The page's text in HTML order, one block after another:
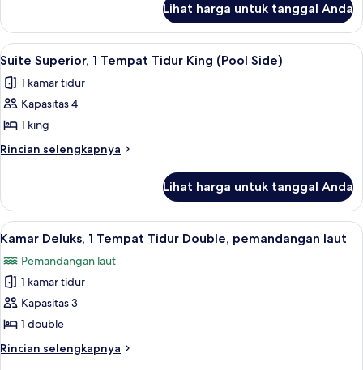
Double
(Garden
Side)
Kamar
Superior,
1
Tidur
Double
Side)
Lihat harga untuk tanggal Anda
Lihat
semua
foto
untuk
Suite
Superior,
Tidur
King
(Pool
Side)
Suite Superior, 1 Tempat Tidur King
16
Suite Superior, 1 Tempat Tidur King (Pool Side)
1 kamar tidur
Kapasitas 4
1 king
Rincian selengkapnya
Rincian
Suite
Superior,
1
Tidur
King
(Pool
Side)
Lihat harga untuk tanggal Anda
Lihat
semua
foto
untuk
Kamar
Deluks,
1
Tempat
Minibar, brankas, setrika/meja
9
Kamar Deluks, 1 Tempat Tidur Double, pemandangan laut
Pemandangan laut
1 kamar tidur
Kapasitas 3
1 double
Rincian selengkapnya
Rincian